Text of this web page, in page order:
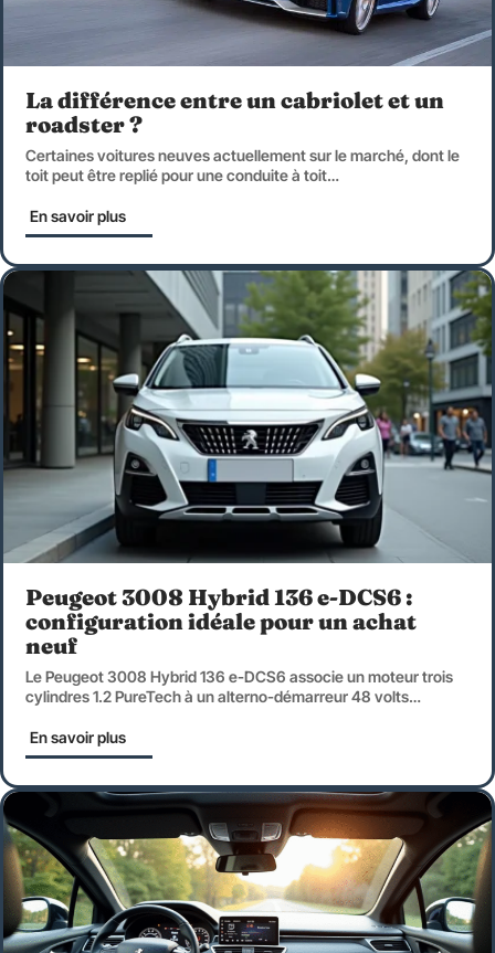
La différence entre un cabriolet et un
roadster ?
Certaines voitures neuves actuellement sur le marché, dont le
toit peut être replié pour une conduite à toit…
En savoir plus
Peugeot 3008 Hybrid 136 e-DCS6 :
configuration idéale pour un achat
neuf
Le Peugeot 3008 Hybrid 136 e-DCS6 associe un moteur trois
cylindres 1.2 PureTech à un alterno-démarreur 48 volts…
En savoir plus